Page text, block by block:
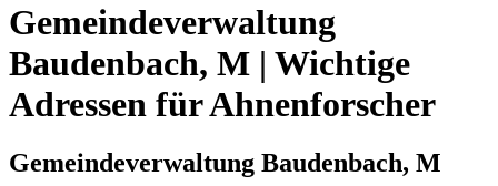
Gemeindeverwaltung
Baudenbach, M | Wichtige
Adressen für Ahnenforscher
Gemeindeverwaltung Baudenbach, M